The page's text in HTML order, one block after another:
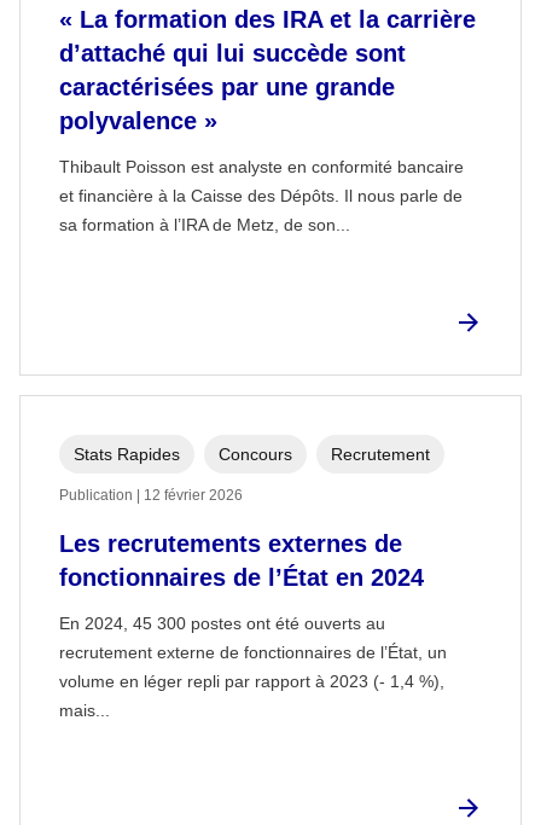
« La formation des IRA et la carrière
d’attaché qui lui succède sont
caractérisées par une grande
polyvalence »
Thibault Poisson est analyste en conformité bancaire
et financière à la Caisse des Dépôts. Il nous parle de
sa formation à l’IRA de Metz, de son...
Les recrutements externes de
fonctionnaires de l’État en 2024
En 2024, 45 300 postes ont été ouverts au
recrutement externe de fonctionnaires de l’État, un
volume en léger repli par rapport à 2023 (- 1,4 %),
mais...
Stats Rapides Concours Recrutement
Publication | 12 février 2026